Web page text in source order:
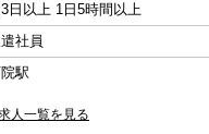
日以上 1日5時間以上
社員
駅
人一覧を見る